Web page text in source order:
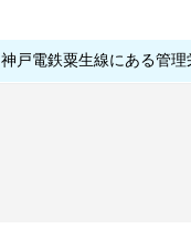
神戸電鉄粟生線にある管